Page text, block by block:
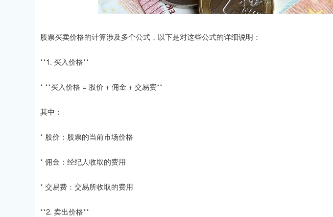
股票买卖价格的计算涉及多个公式，以下是对这些公式的详细说明：
**1. 买入价格**
* **买入价格 = 股价 + 佣金 + 交易费**
其中：
* 股价：股票的当前市场价格
* 佣金：经纪人收取的费用
* 交易费：交易所收取的费用
**2. 卖出价格**